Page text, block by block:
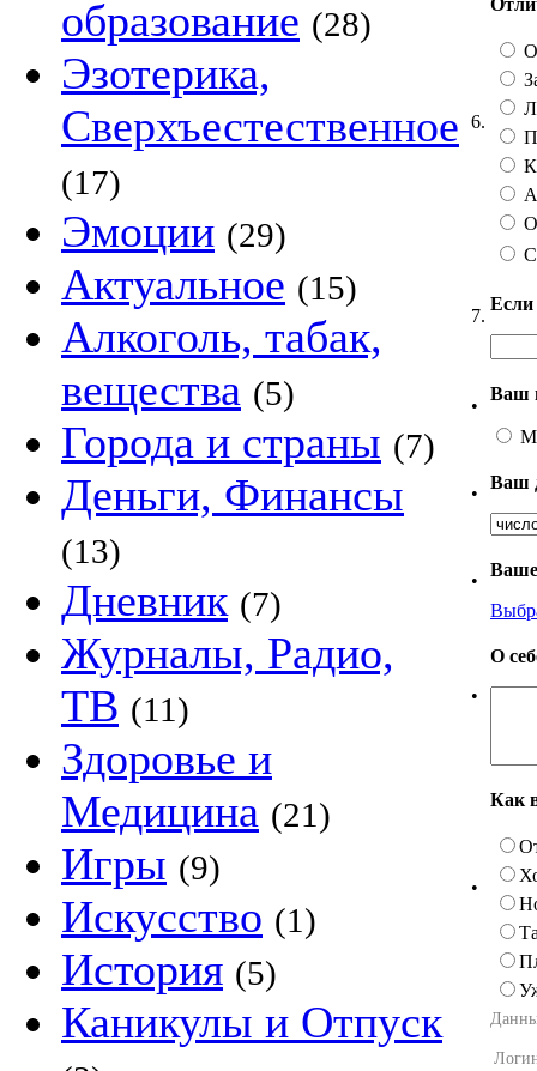
образование (28)
Эзотерика,
Сверхъестественное
(17)
Эмоции (29)
Актуальное (15)
Алкоголь, табак,
вещества (5)
Города и страны (7)
Деньги, Финансы
(13)
Дневник (7)
Журналы, Радио,
ТВ (11)
Здоровье и
Медицина (21)
Игры (9)
Искусство (1)
История (5)
Каникулы и Отпуск
6.
7.
•
Ваш
•
Ваш
•
Ваше
•
О
•
Как